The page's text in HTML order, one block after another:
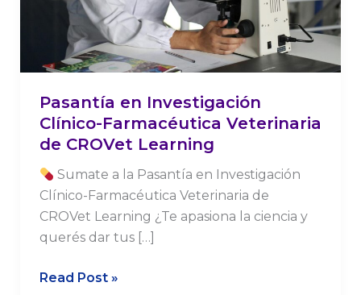
Pasantía en Investigación
Clínico-Farmacéutica Veterinaria
de CROVet Learning
Sumate a la Pasantía en Investigación
Clínico-Farmacéutica Veterinaria de
CROVet Learning ¿Te apasiona la ciencia y
querés dar tus […]
CROVet
Learning
Read Post »